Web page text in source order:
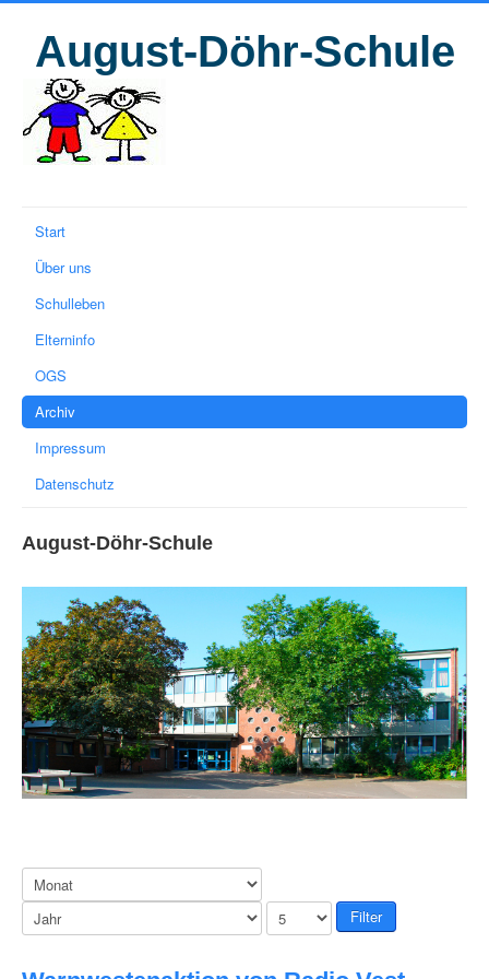
August-Döhr-Schule
Start
Über uns
Schulleben
Elterninfo
OGS
Archiv
Impressum
Datenschutz
August-Döhr-Schule
Filter